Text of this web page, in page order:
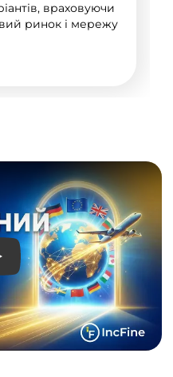
враховуючи
ринок і мережу
Розширюйте бізнес